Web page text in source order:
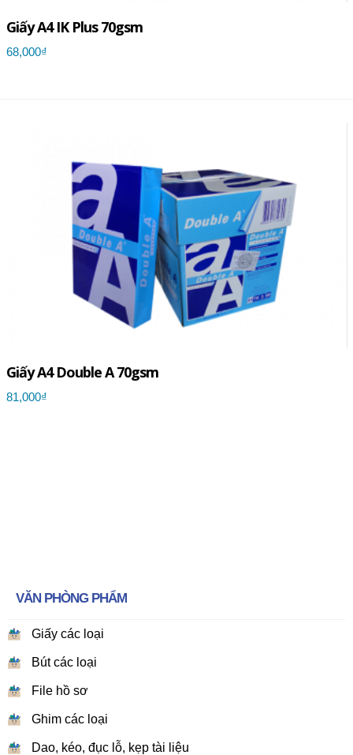
Giấy A4 IK Plus 70gsm
68,000₫
Giấy A4 Double A 70gsm
81,000₫
VĂN PHÒNG PHẨM
Giấy các loại
Bút các loại
File hồ sơ
Ghim các loại
Dao, kéo, đục lỗ, kẹp tài liệu